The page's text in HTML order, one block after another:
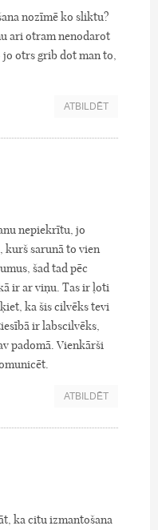
nozīmē ko sliktu?
ari otram nenodarot
otrs grib dot man to,
ATBILDĒT
nepiekrītu, jo
kurš sarunā to vien
šad tad pēc
ir ar viņu. Tas ir ļoti
ka šis cilvēks tevi
ir labscilvēks,
padomā. Vienkārši
ATBILDĒT
ka citu izmantošana